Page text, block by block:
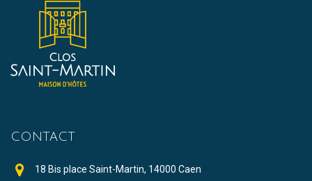
CONTACT
18 Bis place Saint-Martin, 14000 Caen